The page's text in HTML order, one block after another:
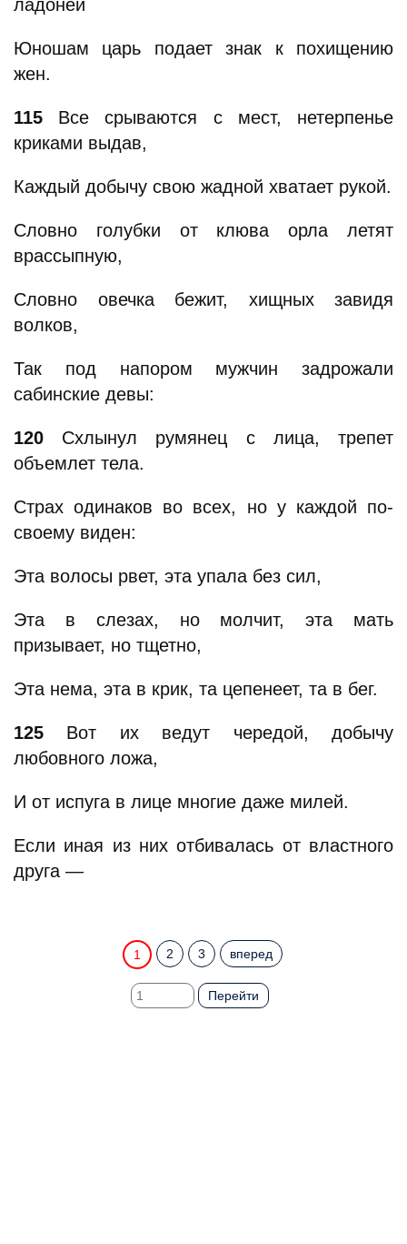
ладоней
Юношам царь подает знак к похищению
жен.
115 Все срываются с мест, нетерпенье
криками выдав,
Каждый добычу свою жадной хватает рукой.
Словно голубки от клюва орла летят
врассыпную,
Словно овечка бежит, хищных завидя
волков,
Так под напором мужчин задрожали
сабинские девы:
120 Схлынул румянец с лица, трепет
объемлет тела.
Страх одинаков во всех, но у каждой по-
своему виден:
Эта волосы рвет, эта упала без сил,
Эта в слезах, но молчит, эта мать
призывает, но тщетно,
Эта нема, эта в крик, та цепенеет, та в бег.
125 Вот их ведут чередой, добычу
любовного ложа,
И от испуга в лице многие даже милей.
Если иная из них отбивалась от властного
друга —
1 2 3 вперед
Перейти